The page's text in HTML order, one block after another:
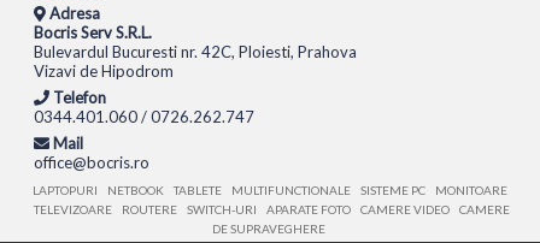
Adresa
Bocris Serv S.R.L.
Bulevardul Bucuresti nr. 42C, Ploiesti, Prahova
Vizavi de Hipodrom
Telefon
0344.401.060 / 0726.262.747
Mail
office@bocris.ro
LAPTOPURI NETBOOK TABLETE MULTIFUNCTIONALE SISTEME PC
MONITOARE
TELEVIZOARE
ROUTERE SWITCH-URI APARATE FOTO CAMERE VIDEO
CAMERE
DE SUPRAVEGHERE